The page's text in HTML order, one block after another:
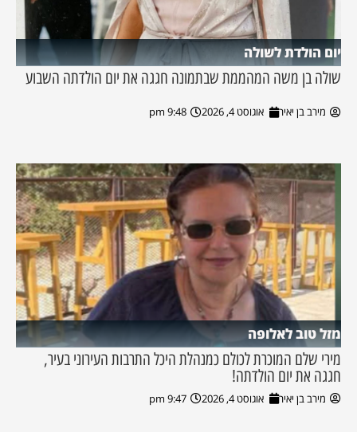
יום הולדת לשולה
שולה בן משה המהממת שבתמונה חגגה את יום הולדתה השבוע
מירב בן יאיר אוגוסט 4, 2026 9:48 pm
מזל טוב לאלופה
מירי שלם המוכרת לכולם כמנהלת היכל התרבות העירוני בעיר,
חגגה את יום הולדתה!
מירב בן יאיר אוגוסט 4, 2026 9:47 pm